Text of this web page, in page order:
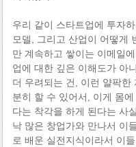
우리 같이 스타트업에 투자
모델, 그리고 산업이 어떻게
만 계속하고 쌓이는 이메일
업에 대한 깊은 이해도가 아
더 우려되는 건, 이런 얄팍한
분히 할 수 있어서, 이게 몸
다는 착각을 하게 된다는 사
낙 많은 창업가와 만나서 이
로 배운 실전지식이라서 이